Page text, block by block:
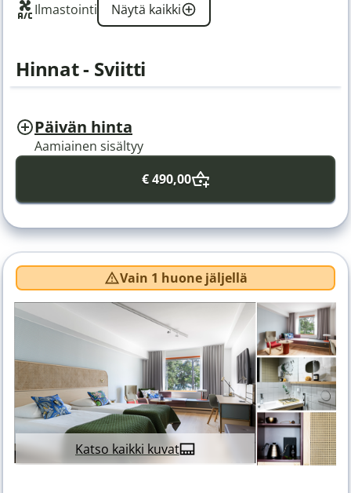
Ilmastointi
Näytä kaikki
Hinnat - Sviitti
Päivän hinta
Aamiainen sisältyy
€ 490,00
Vain 1 huone jäljellä
Katso kaikki kuvat